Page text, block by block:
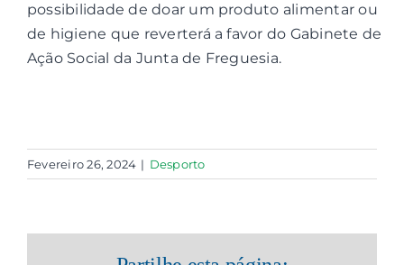
possibilidade de doar um produto alimentar ou
de higiene que reverterá a favor do Gabinete de
Ação Social da Junta de Freguesia.
Fevereiro 26, 2024 | Desporto